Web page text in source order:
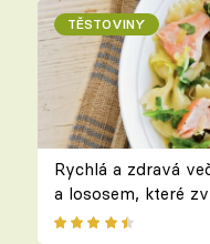
TĚSTOVINY
Rychlá a zdravá
a lososem, které